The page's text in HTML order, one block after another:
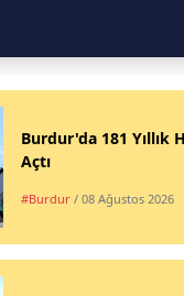
Burdur'da 181 Yıllık
Açtı
#Burdur / 08 Ağustos 2026